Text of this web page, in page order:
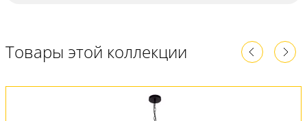
Товары этой коллекции